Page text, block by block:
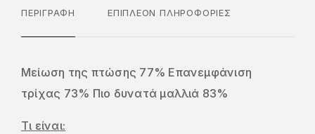
ΠΕΡΙΓΡΑΦΉ ΕΠΙΠΛΈΟΝ ΠΛΗΡΟΦΟΡΊΕΣ
Μείωση της πτώσης 77% Επανεμφάνιση
τρίχας 73% Πιο δυνατά μαλλιά 83%
Τι είναι: